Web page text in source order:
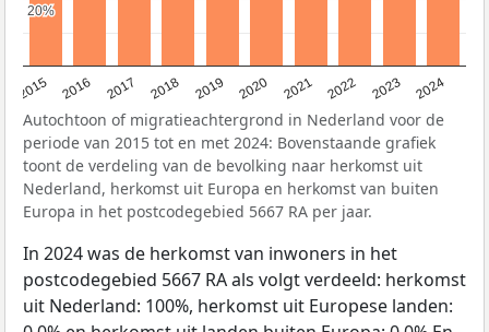
2015 2016 2017 2018 2019 2020 2021 2022 2023 2024
20%
20%
Autochtoon of migratieachtergrond in Nederland voor de
periode van 2015 tot en met 2024: Bovenstaande grafiek
toont de verdeling van de bevolking naar herkomst uit
Nederland, herkomst uit Europa en herkomst van buiten
Europa in het postcodegebied 5667 RA per jaar.
In 2024 was de herkomst van inwoners in het
postcodegebied 5667 RA als volgt verdeeld: herkomst
uit Nederland: 100%, herkomst uit Europese landen: